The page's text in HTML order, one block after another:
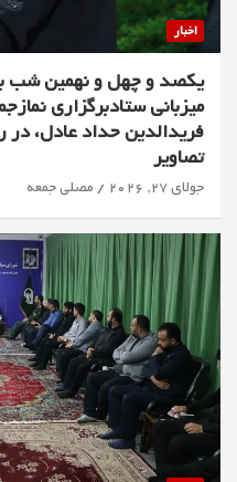
اخبار
یکصد و چهل و نهمین شب
میزبانی ستادبرگزاری
فریدالدین حداد عادل، در
تصاویر
جولای 27, 2026 مصلی جمعه